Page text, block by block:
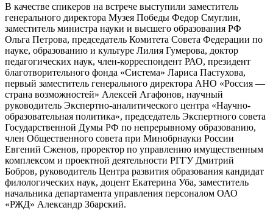
В качестве спикеров на встрече выступили заместитель
генерального директора Музея Победы Федор Смуглин,
заместитель министра науки и высшего образования РФ
Ольга Петрова, председатель Комитета Совета Федерации по
науке, образованию и культуре Лилия Гумерова, доктор
педагогических наук, член-корреспондент РАО, президент
благотворительного фонда «Система» Лариса Пастухова,
первый заместитель генерального директора АНО «Россия —
страна возможностей» Алексей Агафонов, научный
руководитель Экспертно-аналитического центра «Научно-
образовательная политика», председатель Экспертного совета
Государственной Думы РФ по непрерывному образованию,
член Общественного совета при Минобрнауки России
Евгений Сженов, проректор по управлению имущественным
комплексом и проектной деятельности РГГУ Дмитрий
Бобров, руководитель Центра развития образования кандидат
филологических наук, доцент Екатерина Уба, заместитель
начальника департамента управления персоналом ОАО
«РЖД» Александр Збарский.